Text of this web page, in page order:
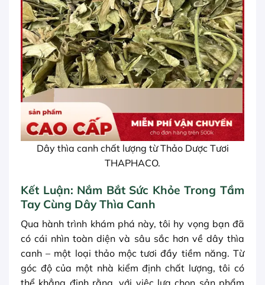
Dây thìa canh chất lượng từ Thảo Dược Tươi
THAPHACO.
Kết Luận: Nắm Bắt Sức Khỏe Trong Tầm
Tay Cùng Dây Thìa Canh
Qua hành trình khám phá này, tôi hy vọng bạn đã
có cái nhìn toàn diện và sâu sắc hơn về dây thìa
canh – một loại thảo mộc tươi đầy tiềm năng. Từ
góc độ của một nhà kiểm định chất lượng, tôi có